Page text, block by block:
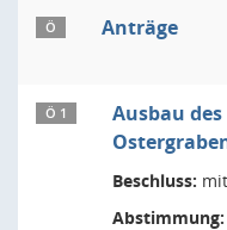
Ö Anträge
Ö 1
Ausbau
Beschluss:
Abstimmung: